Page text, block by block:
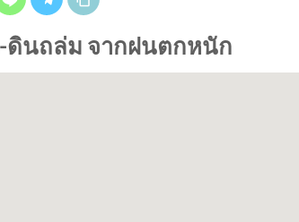
ดินถล่ม จากฝนตกหนัก